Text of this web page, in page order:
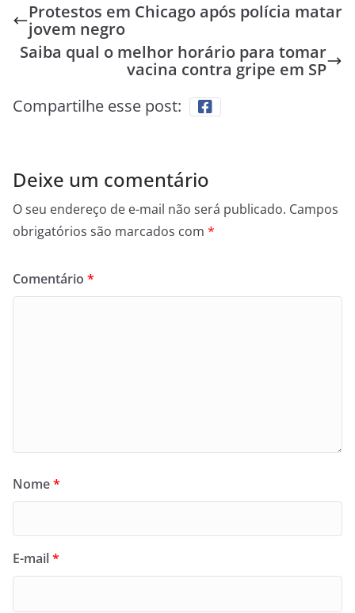
Protestos em Chicago após polícia matar
jovem negro
Saiba qual o melhor horário para tomar
vacina contra gripe em SP
Compartilhe esse post:
Deixe um comentário
O seu endereço de e-mail não será publicado. Campos
obrigatórios são marcados com *
Comentário *
Nome*
E-mail*